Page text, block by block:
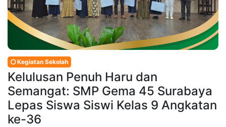
Kegiatan Sekolah
Kelulusan Penuh Haru dan
Semangat: SMP Gema 45 Surabaya
Lepas Siswa Siswi Kelas 9 Angkatan
ke-36